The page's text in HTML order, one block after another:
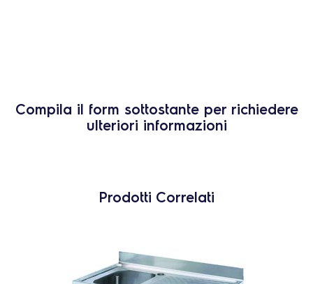
Compila il form sottostante per richiedere
ulteriori informazioni
Prodotti Correlati